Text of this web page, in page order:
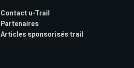
Contact u-Trail
Partenaires
Articles sponsorisés trail